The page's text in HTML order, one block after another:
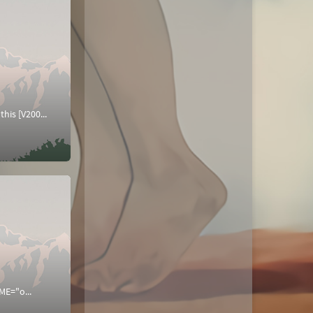
MPLS的基础配置整体拓扑首先配置各个路由器及接口ip地址配置OSPFR1： [R1-ospf-1]dis this [V200R003C00] # os...